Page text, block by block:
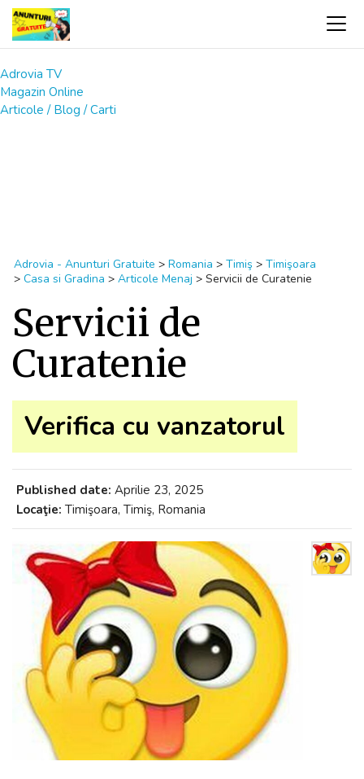
Adrovia TV
Magazin Online
Articole / Blog / Carti
Adrovia - Anunturi Gratuite > Romania > Timiş > Timişoara
> Casa si Gradina > Articole Menaj > Servicii de Curatenie
Servicii de
Curatenie
Verifica cu vanzatorul
Published date: Aprilie 23, 2025
Locaţie: Timişoara, Timiş, Romania